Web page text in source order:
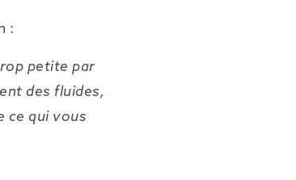
:
petite par
des fluides,
ce qui vous